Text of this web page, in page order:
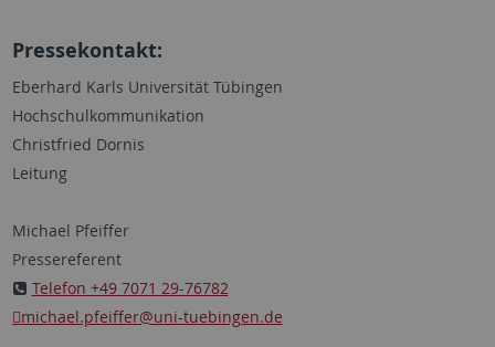
Pressekontakt:
Eberhard Karls Universität Tübingen
Hochschulkommunikation
Christfried Dornis
Leitung
Michael Pfeiffer
Pressereferent
Telefon +49 7071 29-76782
michael.pfeiffer@uni-tuebingen.de